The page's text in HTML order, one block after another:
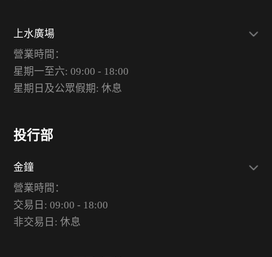
上水廣場
營業時間：
星期一至六: 09:00 - 18:00
星期日及公眾假期: 休息
投行部
金鐘
營業時間：
交易日: 09:00 - 18:00
非交易日: 休息